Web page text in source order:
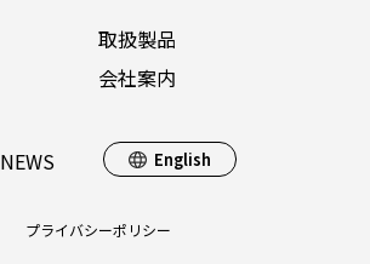
取扱製品
会社案内
NEWS English
プライバシーポリシー